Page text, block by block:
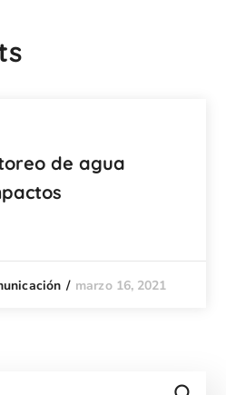
de agua
marzo 16, 2021